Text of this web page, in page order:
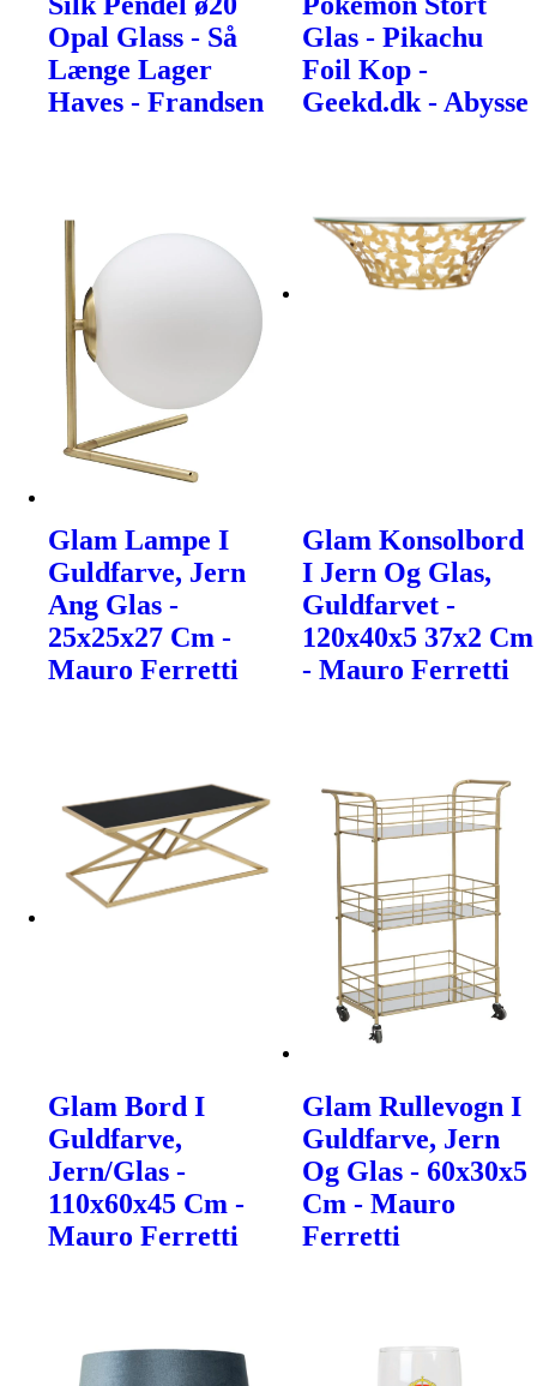
Opal Glass - Så
Længe Lager
Haves - Frandsen
Glas - Pikachu
Foil Kop -
Geekd.dk - Abysse
Glam Lampe I
Guldfarve, Jern
Ang Glas -
25x25x27 Cm -
Mauro Ferretti
Glam Konsolbord
I Jern Og Glas,
Guldfarvet -
120x40x5 37x2 Cm
- Mauro Ferretti
Glam Bord I
Guldfarve,
Jern/Glas -
110x60x45 Cm -
Mauro Ferretti
Glam Rullevogn I
Guldfarve, Jern
Og Glas - 60x30x5
Cm - Mauro
Ferretti